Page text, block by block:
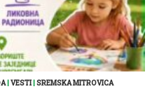
| VESTI| SREMSKA MITROVICA